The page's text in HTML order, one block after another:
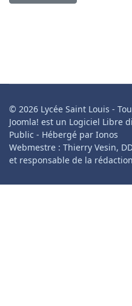
© 2026 Lycée Saint Louis -
Joomla! est un Logiciel Libre
Public - Hébergé par Ionos
Webmestre : Thierry Vesin,
et responsable de la